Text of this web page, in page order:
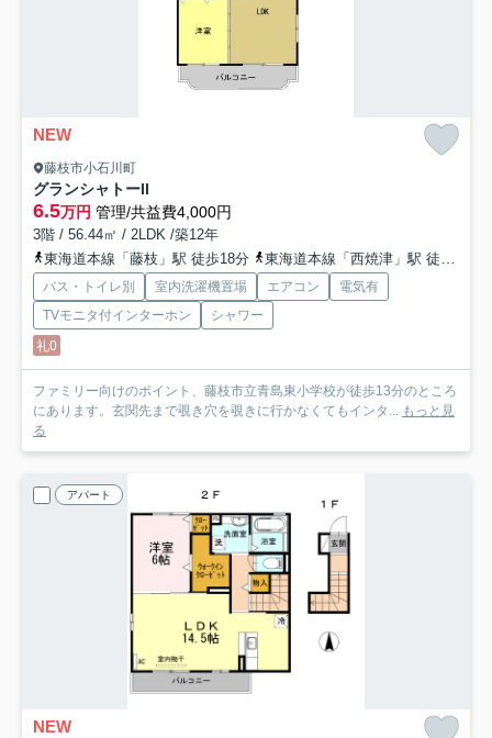
NEW
藤枝市小石川町
グランシャトーII
6.5万円 管理/共益費4,000円
3階 / 56.44㎡ / 2LDK /築12年
東海道本線「藤枝」駅 徒歩18分
東海道本線「西焼津」駅 徒歩32分
バス・トイレ別 室内洗濯機置場 エアコン
電気有
TVモニタ付インターホン
シャワー
礼0
ファミリー向けのポイント、藤枝市立青島東小学校が徒歩13分のところ
にあります。玄関先まで覗き穴を覗きに行かなくてもインタ... もっと見
る
アパート
NEW